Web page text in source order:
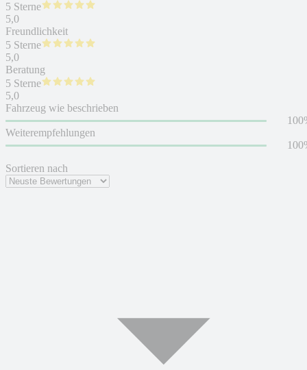
Sortieren nach
5 Sterne
5,0
Freundlichkeit
5 Sterne
5,0
Beratung
5 Sterne
5,0
Fahrzeug wie beschrieben
Weiterempfehlungen